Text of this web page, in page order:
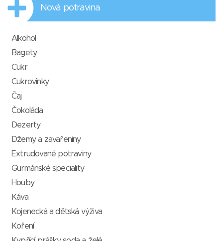
Nová potravina
Alkohol
Bagety
Cukr
Cukrovinky
Čaj
Čokoláda
Dezerty
Džemy a zavařeniny
Extrudované potraviny
Gurmánské speciality
Houby
Káva
Kojenecká a dětská výživa
Koření